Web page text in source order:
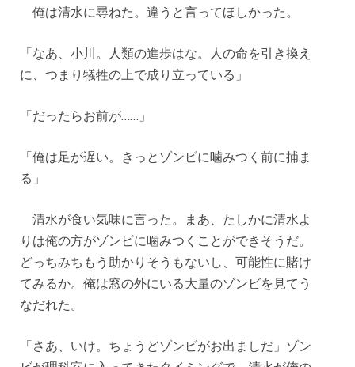
俺は清水に尋ねた。違うと言ってほしかった。
「なあ、小川。人類の進歩はな。人の命を引き換え
に、つまり犠牲の上で成り立っている」
「だったらお前が……」
「俺は足が遅い。きっとゾンビに噛みつく前に捕ま
る」
清水が食い気味に言った。まあ、たしかに清水よ
りは俺の方がゾンビに噛みつくことができそうだ。
どっちみちもう助かりそうもないし、可能性に賭け
てみるか。俺は窓の外にいる大量のゾンビを見てう
なだれた。
「さあ、いけ。ちょうどゾンビがお出ましだ」ゾン